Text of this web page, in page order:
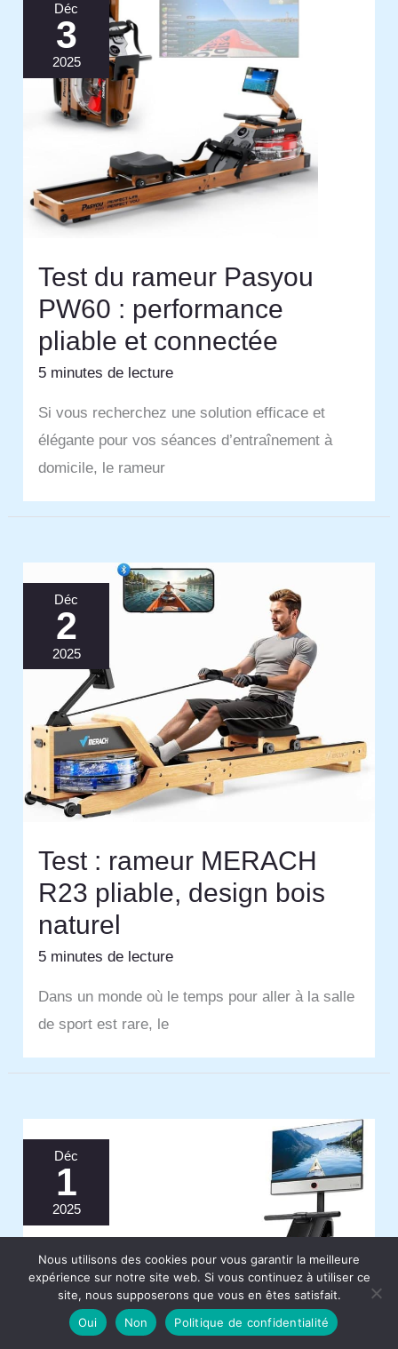
Déc
3
2025
Test du rameur Pasyou
PW60 : performance
pliable et connectée
5 minutes de lecture
Si vous recherchez une solution efficace et
élégante pour vos séances d’entraînement à
domicile, le rameur
Déc
2
2025
Test : rameur MERACH
R23 pliable, design bois
naturel
5 minutes de lecture
Dans un monde où le temps pour aller à la salle
de sport est rare, le
Déc
1
2025
Nous utilisons des cookies pour vous garantir la meilleure
expérience sur notre site web. Si vous continuez à utiliser ce
site, nous supposerons que vous en êtes satisfait.
Oui
Non Politique de confidentialité